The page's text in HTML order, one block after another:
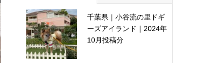
千葉県｜小谷流の里ドギ
ーズアイランド｜2024年
10月投稿分